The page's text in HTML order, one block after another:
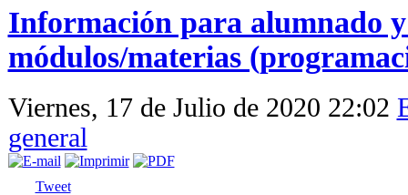
Información para alumnado
módulos/materias
Viernes, 17 de Julio de 2020 22:02
general
Tweet